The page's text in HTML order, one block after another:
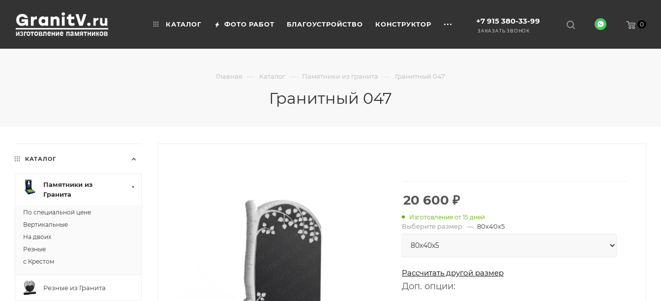
+7 915 380-33-99
ЗАКАЗАТЬ ЗВОНОК
0
КАТАЛОГ ФОТО РАБОТ БЛАГОУСТРОЙСТВО КОНСТРУКТОР
Главная — Каталог — Памятники из гранита — Гранитный 047
Гранитный 047
20 600 ₽
Изготовление от 15 дней
Выберите размер: — 80х40х5
Рассчитать другой размер
Доп. опции:
КАТАЛОГ
Памятники из
Гранита
По специальной цене
Вертикальные
На двоих
Резные
с Крестом
Резные из Гранита